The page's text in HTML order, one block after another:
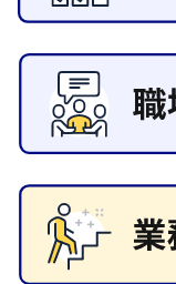
安芸高田市
山県郡
安芸太田町
日給9000円～
日給10000円以上